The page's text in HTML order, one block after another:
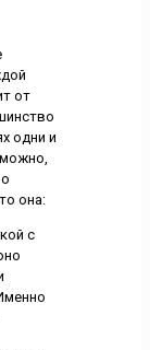
от
одни и
она:
с